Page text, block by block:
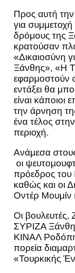
Προς αυτή
για συμμετοχή
δρόμους της
κρατούσαν
«Δικαιοσύνη
Ξάνθης», «Η
εφαρμοστούν
εντάξει θα
είναι κάποιοι
την άρνηση
ένα τέλος
περιοχή.
Ανάμεσα
οι
πρόεδρος
καθώς και οι
Οντέρ Μουμίν
Οι βουλευτές,
ΣΥΡΙΖΑ
ΚΙΝΑΛ
πορεία
«Τουρκικής